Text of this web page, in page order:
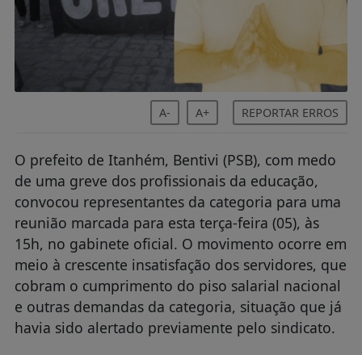
A- A+ REPORTAR ERROS
O prefeito de Itanhém, Bentivi (PSB), com medo
de uma greve dos profissionais da educação,
convocou representantes da categoria para uma
reunião marcada para esta terça-feira (05), às
15h, no gabinete oficial. O movimento ocorre em
meio à crescente insatisfação dos servidores, que
cobram o cumprimento do piso salarial nacional
e outras demandas da categoria, situação que já
havia sido alertado previamente pelo sindicato.